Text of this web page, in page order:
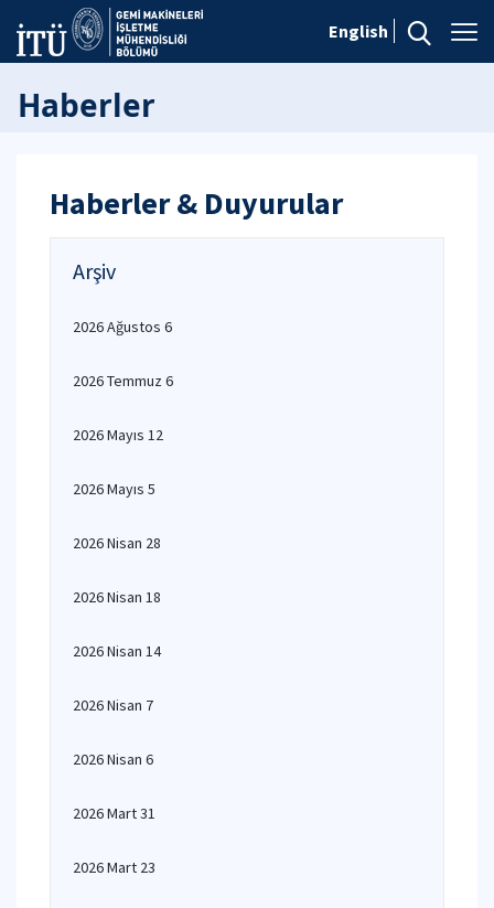
English
Haberler
Haberler & Duyurular
Arşiv
2026 Ağustos 6
2026 Temmuz 6
2026 Mayıs 12
2026 Mayıs 5
2026 Nisan 28
2026 Nisan 18
2026 Nisan 14
2026 Nisan 7
2026 Nisan 6
2026 Mart 31
2026 Mart 23